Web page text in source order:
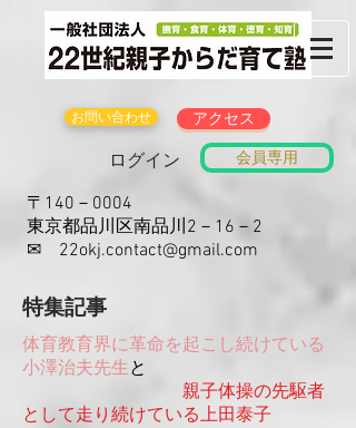
お問い合わせ アクセス
ログイン 会員専用
〒140－0004
東京都品川区南品川2－16－2
​✉ 22okj.contact@gmail.com
​特集記事
体育教育界に革命を起こし続けている
小澤治夫先生と
親子体操の先駆者
として走り続けている上田泰子